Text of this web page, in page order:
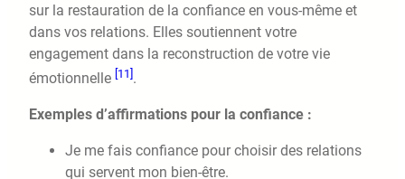
sur la restauration de la confiance en vous-même et
dans vos relations. Elles soutiennent votre
engagement dans la reconstruction de votre vie
émotionnelle [11] .
Exemples d’affirmations pour la confiance :
Je me fais confiance pour choisir des relations
qui servent mon bien-être.